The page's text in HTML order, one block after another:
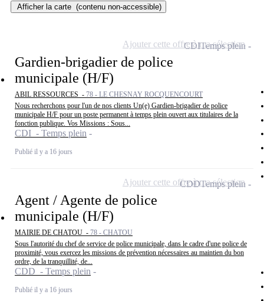
Afficher la carte (contenu non-accessible)
Gardien-brigadier de police
municipale (H/F)
ABIL RESSOURCES - 78 - LE CHESNAY ROCQUENCOURT
Nous recherchons pour l'un de nos clients Un(e) Gardien-brigadier de police
municipale H/F pour un poste permanent à temps plein ouvert aux titulaires de la
fonction publique. Vos Missions : Sous...
CDI - Temps plein
Publié il y a 16 jours
CDITemps plein
Ajouter cette offre à ma sélection
Agent / Agente de police
municipale (H/F)
MAIRIE DE CHATOU - 78 - CHATOU
Sous l'autorité du chef de service de police municipale, dans le cadre d'une police de
proximité, vous exercez les missions de prévention nécessaires au maintien du bon
ordre, de la tranquillité, de...
CDD - Temps plein
Publié il y a 16 jours
CDDTemps plein
Ajouter cette offre à ma sélection